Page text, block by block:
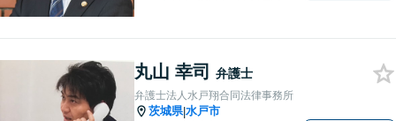
把握した上で、正当な権利を
守るために丁寧な対応を致し
ます。
丸山 幸司 弁護士
弁護士法人水戸翔合同法律事務所
茨城県|水戸市